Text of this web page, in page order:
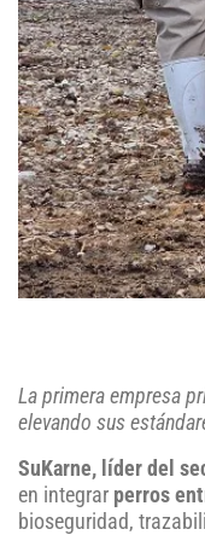
La primera empresa
elevando sus
SuKarne, líder del
en integrar perros
bioseguridad,